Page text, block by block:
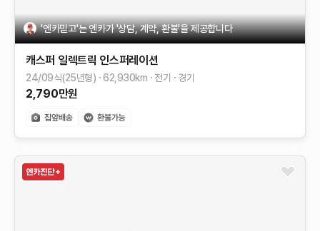
'엔카믿고'는 엔카가 '상담, 계약, 환불'을 제공합니다
캐스퍼 일렉트릭 인스퍼레이션
24/09식(25년형) 62,930km 전기 경기
2,790만원